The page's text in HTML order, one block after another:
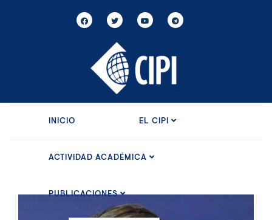
INICIO EL CIPI
ACTIVIDAD ACADÉMICA
PUBLICACIONES